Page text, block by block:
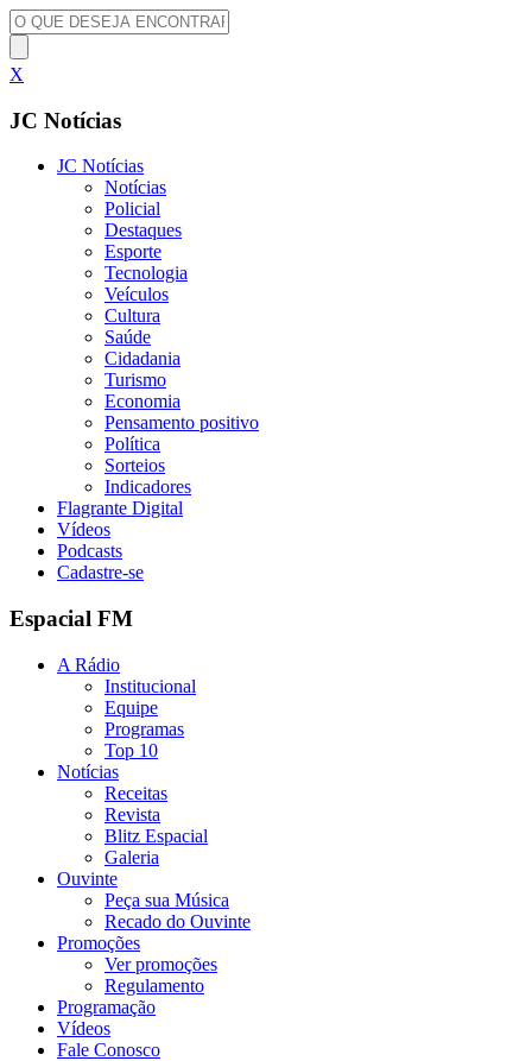
X
JC Notícias
JC Notícias
Notícias
Policial
Destaques
Esporte
Tecnologia
Veículos
Cultura
Saúde
Cidadania
Turismo
Economia
Pensamento positivo
Política
Sorteios
Indicadores
Flagrante Digital
Vídeos
Podcasts
Cadastre-se
Espacial FM
A Rádio
Institucional
Equipe
Programas
Top 10
Notícias
Receitas
Revista
Blitz Espacial
Galeria
Ouvinte
Peça sua Música
Recado do Ouvinte
Promoções
Ver promoções
Regulamento
Programação
Vídeos
Fale Conosco